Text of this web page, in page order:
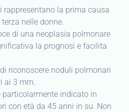
rappresentano la prima causa
nelle donne.
di una neoplasia polmonare
la prognosi e facilita
di riconoscere noduli polmonari
ai 3 mm.
particolarmente indicato in
con età da 45 anni in su. Non